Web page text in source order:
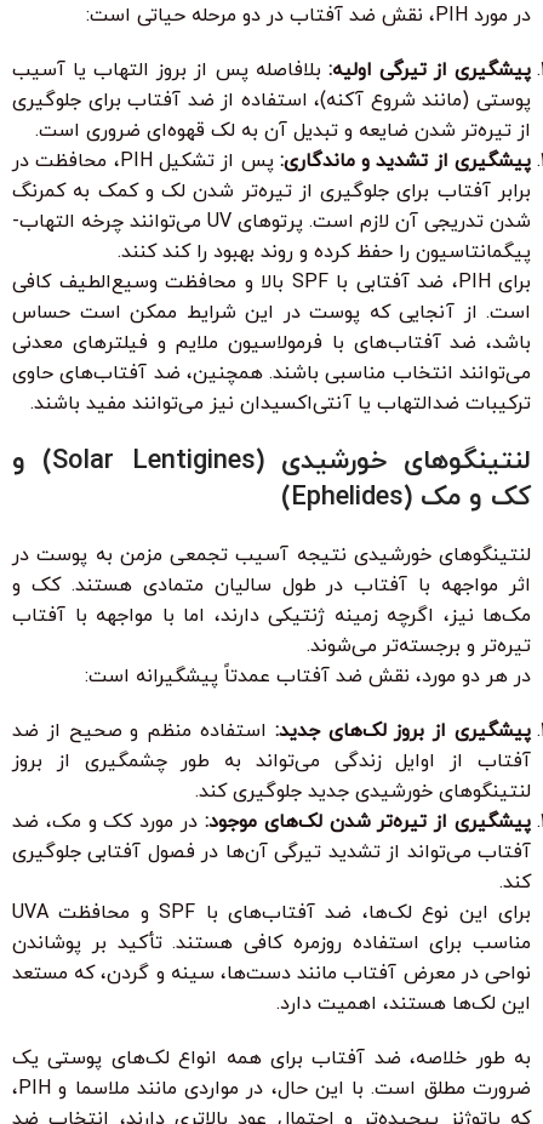
در مورد PIH، نقش ضد آفتاب در دو مرحله حیاتی است:
پیشگیری از تیرگی اولیه: بلافاصله پس از بروز التهاب یا آسیب
پوستی (مانند شروع آکنه)، استفاده از ضد آفتاب برای جلوگیری
از تیره‌تر شدن ضایعه و تبدیل آن به لک قهوه‌ای ضروری است.
پیشگیری از تشدید و ماندگاری:
پس از تشکیل PIH، محافظت در
برابر آفتاب برای جلوگیری از تیره‌تر شدن لک و کمک به کمرنگ
شدن تدریجی آن لازم است. پرتوهای UV می‌توانند چرخه التهاب-
پیگمانتاسیون را حفظ کرده و روند بهبود را کند کنند.
برای PIH، ضد آفتابی با SPF بالا و محافظت وسیع‌الطیف کافی
است. از آنجایی که پوست در این شرایط ممکن است حساس
باشد، ضد آفتاب‌های با فرمولاسیون ملایم و فیلترهای معدنی
می‌توانند انتخاب مناسبی باشند. همچنین، ضد آفتاب‌های حاوی
ترکیبات ضدالتهاب یا آنتی‌اکسیدان نیز می‌توانند مفید باشند.
لنتینگوهای خورشیدی (Solar Lentigines) و
کک و مک (Ephelides)
لنتینگوهای خورشیدی نتیجه آسیب تجمعی مزمن به پوست در
اثر مواجهه با آفتاب در طول سالیان متمادی هستند. کک و
مک‌ها نیز، اگرچه زمینه ژنتیکی دارند، اما با مواجهه با آفتاب
تیره‌تر و برجسته‌تر می‌شوند.
در هر دو مورد، نقش ضد آفتاب عمدتاً پیشگیرانه است:
پیشگیری از بروز لک‌های جدید: استفاده منظم و صحیح از ضد
آفتاب از اوایل زندگی می‌تواند به طور چشمگیری از بروز
لنتینگوهای خورشیدی جدید جلوگیری کند.
پیشگیری از تیره‌تر شدن لک‌های موجود: در مورد کک و مک، ضد
آفتاب می‌تواند از تشدید تیرگی آن‌ها در فصول آفتابی جلوگیری
کند.
برای این نوع لک‌ها، ضد آفتاب‌های با SPF و محافظت UVA
مناسب برای استفاده روزمره کافی هستند. تأکید بر پوشاندن
نواحی در معرض آفتاب مانند دست‌ها، سینه و گردن، که مستعد
این لک‌ها هستند، اهمیت دارد.
به طور خلاصه، ضد آفتاب برای همه انواع لک‌های پوستی یک
ضرورت مطلق است. با این حال، در مواردی مانند ملاسما و PIH،